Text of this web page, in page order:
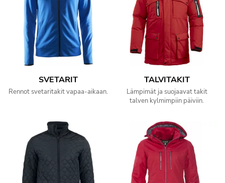
SVETARIT
Rennot svetaritakit vapaa-aikaan.
TALVITAKIT
Lämpimät ja suojaavat takit
talven kylmimpiin päiviin.